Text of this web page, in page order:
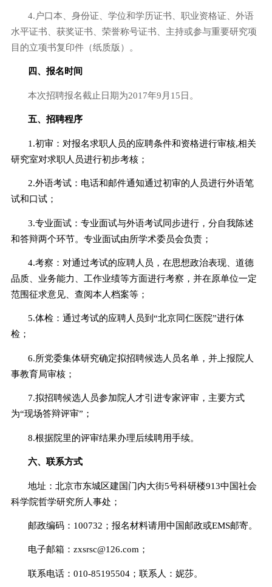
4. 户口本、身份证、学位和学历证书、职业资格证、外语
水平证书、获奖证书、荣誉称号证书、主持或参与重要研究项
目的立项书复印件（纸质版）。
四、报名时间
本次招聘报名截止日期为2017年9 月 15日。
五、招聘程序
1.初审：对报名求职人员的应聘条件和资格进行审核,相关
研究室对求职人员进行初步考核；
2.外语考试：电话和邮件通知通过初审的人员进行外语笔
试和口试；
3.专业面试：专业面试与外语考试同步进行，分自我陈述
和答辩两个环节。专业面试由所学术委员会负责；
4.考察：对通过考试的应聘人员，在思想政治表现、道德
品质、业务能力、工作业绩等方面进行考察，并在原单位一定
范围征求意见、查阅本人档案等；
5.体检：通过考试的应聘人员到“北京同仁医院”进行体
检；
6.所党委集体研究确定拟招聘候选人员名单，并上报院人
事教育局审核；
7.拟招聘候选人员参加院人才引进专家评审，主要方式
为“现场答辩评审”；
8.根据院里的评审结果办理后续聘用手续。
六、联系方式
地址：北京市东城区建国门内大街5号科研楼913中国社会
科学院哲学研究所人事处；
邮政编码： 100732 ；报名材料请用中国邮政或EMS邮寄。
电子邮箱： zxsrsc@126.com；
联系电话： 010-85195504；联系人：妮莎。